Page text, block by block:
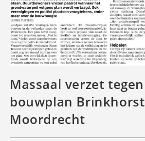
Massaal verzet tegen
bouwplan Brinkhorst
Moordrecht